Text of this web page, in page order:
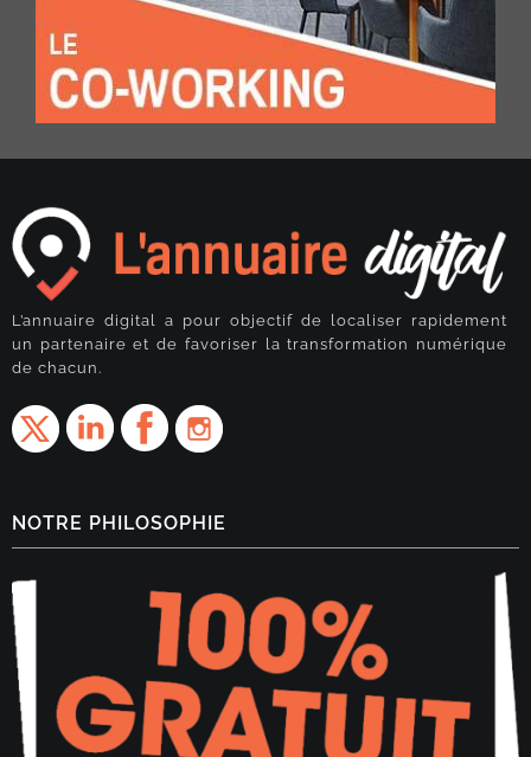
L’annuaire digital a pour objectif de localiser rapidement
un partenaire et de favoriser la transformation numérique
de chacun.
NOTRE PHILOSOPHIE